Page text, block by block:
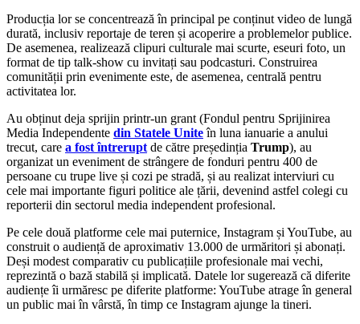
Producția lor se concentrează în principal pe conținut video de lungă
durată, inclusiv reportaje de teren și acoperire a problemelor publice.
De asemenea, realizează clipuri culturale mai scurte, eseuri foto, un
format de tip talk-show cu invitați sau podcasturi. Construirea
comunității prin evenimente este, de asemenea, centrală pentru
activitatea lor.
Au obținut deja sprijin printr-un grant (Fondul pentru Sprijinirea
Media Independente din Statele Uniteîn luna ianuarie a anului
trecut, care a fost întrerupt de către președinția Trump), au
organizat un eveniment de strângere de fonduri pentru 400 de
persoane cu trupe live și cozi pe stradă, și au realizat interviuri cu
cele mai importante figuri politice ale țării, devenind astfel colegi cu
reporterii din sectorul media independent profesional.
Pe cele două platforme cele mai puternice, Instagram și YouTube, au
construit o audiență de aproximativ 13.000 de urmăritori și abonați.
Deși modest comparativ cu publicațiile profesionale mai vechi,
reprezintă o bază stabilă și implicată. Datele lor sugerează că diferite
audiențe îi urmăresc pe diferite platforme: YouTube atrage în general
un public mai în vârstă, în timp ce Instagram ajunge la tineri.